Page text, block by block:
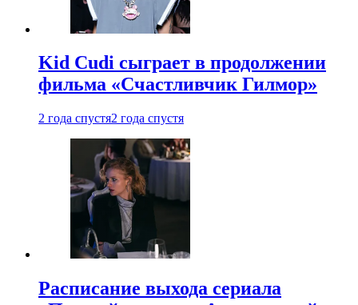
Kid Cudi сыграет в продолжении
фильма «Счастливчик Гилмор»
2 года спустя2 года спустя
Расписание выхода сериала